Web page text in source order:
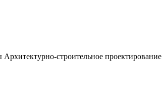
строительное проектирование